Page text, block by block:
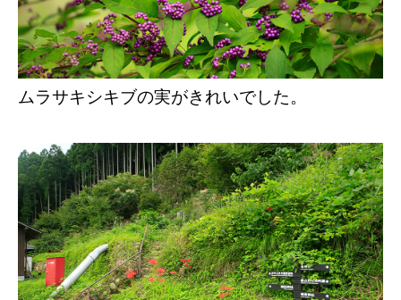
ムラサキシキブの実がきれいでした。